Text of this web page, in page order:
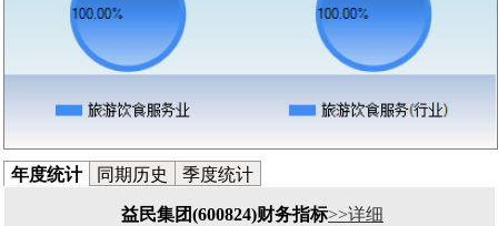
年度统计 同期历史 季度统计
益民集团(600824)财务指标>>详细